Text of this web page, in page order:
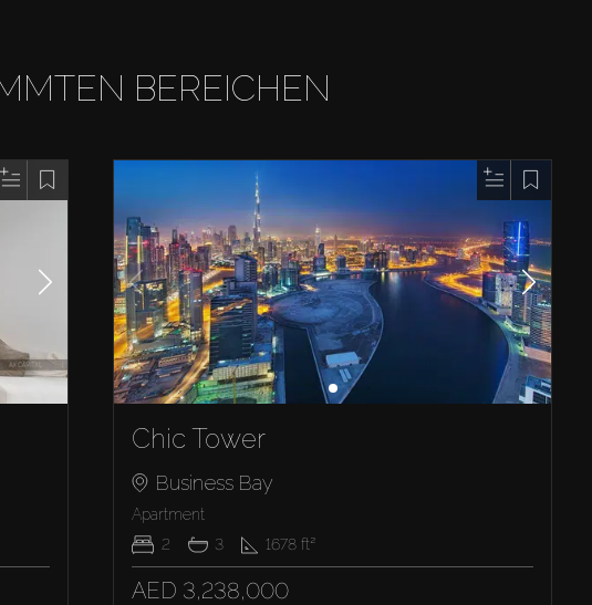
BEREICHEN
Chic Tower
Business Bay
Apartment
2
3 1678 ft²
AED 3,238,000